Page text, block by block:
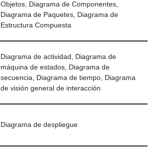
Objetos, Diagrama de Componentes,
Diagrama de Paquetes, Diagrama de
Estructura Compuesta
Diagrama de actividad, Diagrama de
máquina de estados, Diagrama de
secuencia, Diagrama de tiempo, Diagrama
de visión general de interacción
Diagrama de despliegue